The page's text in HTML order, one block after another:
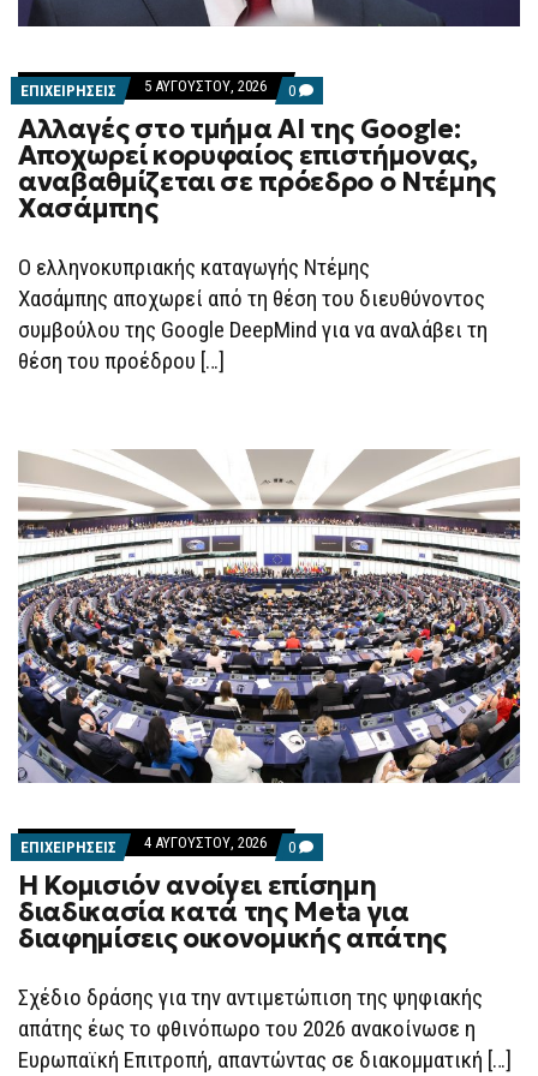
ΕΠΙΧΕΙΡΗΣΕΙΣ 5 ΑΥΓΟΎΣΤΟΥ, 2026 0 COMMENTS
ON
ΑΛΛΑΓΈΣ
ΣΤΟ
ΤΜΉΜΑ
AI
ΕΠΙΣΤΉΜΟΝΑΣ,
ΑΝΑΒΑΘΜΊΖΕΤΑΙ
ΣΕ
ΠΡΌΕΔΡΟ
Ο
Αλλαγές στο τμήμα AI της Google:
Αποχωρεί κορυφαίος επιστήμονας,
αναβαθμίζεται σε πρόεδρο ο Ντέμης
Χασάμπης
Ο ελληνοκυπριακής καταγωγής Ντέμης
Χασάμπης αποχωρεί από τη θέση του διευθύνοντος
συμβούλου της Google DeepMind για να αναλάβει τη
θέση του προέδρου […]
ΕΠΙΧΕΙΡΗΣΕΙΣ 4 ΑΥΓΟΎΣΤΟΥ, 2026 0 COMMENTS
ON
Η
ΚΟΜΙΣΙΌΝ
ΑΝΟΊΓΕΙ
ΕΠΊΣΗΜΗ
ΔΙΑΔΙΚΑΣΊΑ
ΤΗΣ
META
ΓΙΑ
ΟΙΚΟΝΟΜΙΚΉΣ
Η Κομισιόν ανοίγει επίσημη
διαδικασία κατά της Meta για
διαφημίσεις οικονομικής απάτης
Σχέδιο δράσης για την αντιμετώπιση της ψηφιακής
απάτης έως το φθινόπωρο του 2026 ανακοίνωσε η
Ευρωπαϊκή Επιτροπή, απαντώντας σε διακομματική […]